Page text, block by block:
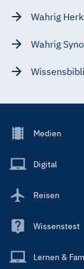
Wahrig
Wahrig
Footer
Main
Medien
Digital
Reisen
Wissenstest
Lernen &